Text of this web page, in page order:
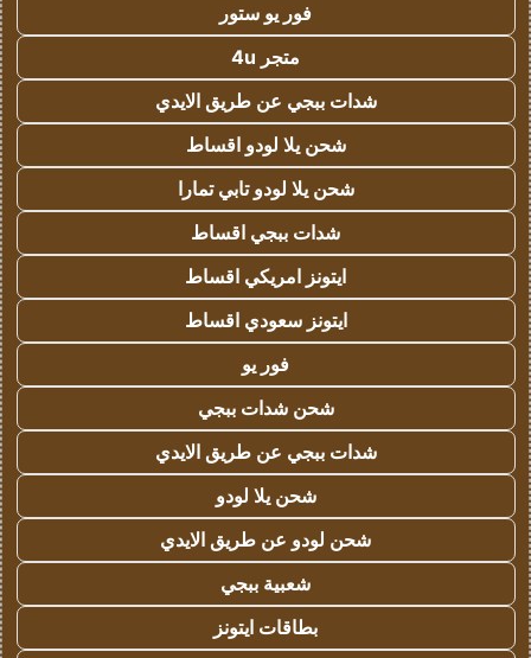
فور يو ستور
متجر 4u
شدات ببجي عن طريق الايدي
شحن يلا لودو اقساط
شحن يلا لودو تابي تمارا
شدات ببجي اقساط
ايتونز امريكي اقساط
ايتونز سعودي اقساط
فور يو
شحن شدات ببجي
شدات ببجي عن طريق الايدي
شحن يلا لودو
شحن لودو عن طريق الايدي
شعبية ببجي
بطاقات ايتونز